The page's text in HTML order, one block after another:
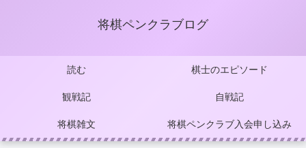
将棋ペンクラブログ
読む 棋士のエピソード
観戦記 自戦記
将棋雑文 将棋ペンクラブ入会申し込み